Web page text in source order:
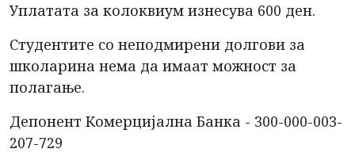
Уплатата за колоквиум изнесува 600 ден.
Студентите со неподмирени долгови за
школарина нема да имаат можност за
полагање.
Депонент Комерцијална Банка - 300-000-003-
207-729